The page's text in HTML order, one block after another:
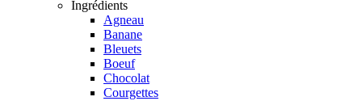
Ingrédients
Agneau
Banane
Bleuets
Boeuf
Chocolat
Courgettes